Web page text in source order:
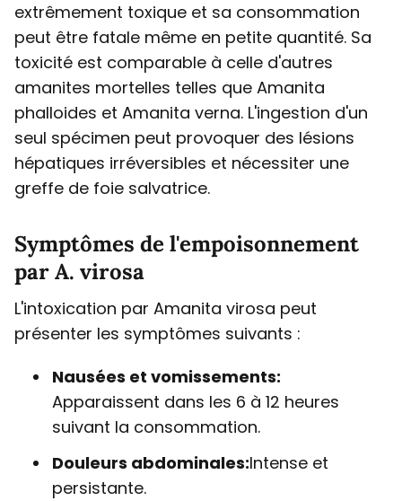
extrêmement toxique et sa consommation
peut être fatale même en petite quantité. Sa
toxicité est comparable à celle d'autres
amanites mortelles telles que Amanita
phalloides et Amanita verna. L'ingestion d'un
seul spécimen peut provoquer des lésions
hépatiques irréversibles et nécessiter une
greffe de foie salvatrice.
Symptômes de l'empoisonnement
par A. virosa
L'intoxication par Amanita virosa peut
présenter les symptômes suivants :
Nausées et vomissements:
Apparaissent dans les 6 à 12 heures
suivant la consommation.
Douleurs abdominales:Intense et
persistante.